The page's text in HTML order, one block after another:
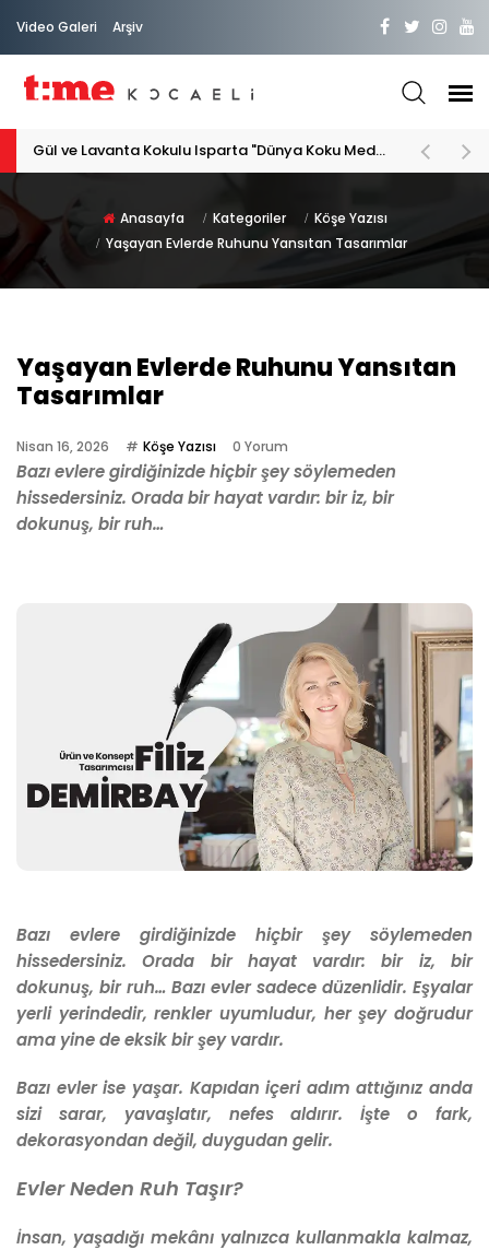
Video Galeri Arşiv
PATİLİ DOSTA HAYATIMIZA "HOŞ GELDİN" DİYORSAK
Anasayfa Kategoriler
Köşe Yazısı
Yaşayan Evlerde Ruhunu Yansıtan Tasarımlar
Yaşayan Evlerde Ruhunu Yansıtan
Tasarımlar
Nisan 16, 2026 Köşe Yazısı 0 Yorum
Bazı evlere girdiğinizde hiçbir şey söylemeden
hissedersiniz. Orada bir hayat vardır: bir iz, bir
dokunuş, bir ruh…
Bazı evlere girdiğinizde hiçbir şey söylemeden
hissedersiniz. Orada bir hayat vardır: bir iz, bir
dokunuş, bir ruh… Bazı evler sadece düzenlidir. Eşyalar
yerli yerindedir, renkler uyumludur, her şey doğrudur
ama yine de eksik bir şey vardır.
Bazı evler ise yaşar. Kapıdan içeri adım attığınız anda
sizi sarar, yavaşlatır, nefes aldırır.İşte o fark,
dekorasyondan değil, duygudan gelir.
Evler Neden Ruh Taşır?
İnsan, yaşadığı mekânı yalnızca kullanmakla kalmaz,